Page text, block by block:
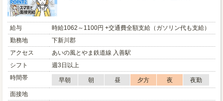
給与
時給1062～1100円 +交通費全額支給（ガソリン代も支給）
勤務地
下新川郡
アクセス
あいの風とやま鉄道線 入善駅
シフト
週3日以上
時間帯
早朝 朝 昼 夕方 夜
夜勤
面接地